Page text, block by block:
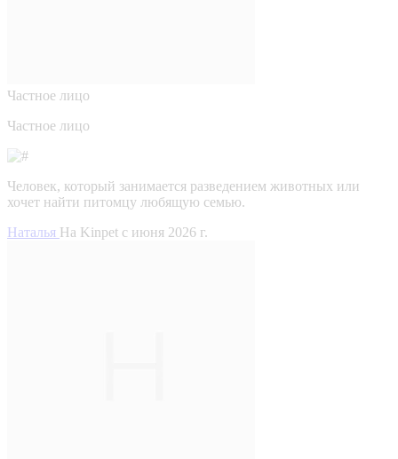
Частное лицо
Частное лицо
Человек, который занимается разведением животных или
хочет найти питомцу любящую семью.
Наталья На Kinpet c июня 2026 г.